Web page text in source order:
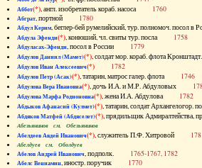
Аббот(*), англ. изобретатель кораб. насоса 1760
Абграт, портной 1780
Абдул Керим, беглер-бей румелийский, тур. полномоч. посол
Абдула Эфенди(*), конюший, чл. свиты тур. посла 1758
Абдуласах-Эфенди, посол в России 1779
Абдулов Даниил (Мамет)(*), солдат мор. кораб. флота
Абдулов Иван Алексеевич(*) 1782
Абдулов Петр (Асак)(*), татарин, матрос галер. флота 1746
Абдулова Вера Ивановна(*), дочь И.А. и М.Р. Абдуловых
Абдулова Марфа Родионовна(*), жена И.А. Абдулова 1782
Абдыков Афанасий (Кулмет)(*), татарин, солдат
Абдяков Матфей (Абдяселет)(*), прядильщик
Абезьянинов см. Обезьянинов
Абелдеев Авдей Иванович(*), служитель П.Ф. Хитровой
Абелдуев см. Оболдуев
Абелов Андрей Иванович, подполк. 1765-1767, 1782
Абелс Вениамин, иностр. поручик 1770